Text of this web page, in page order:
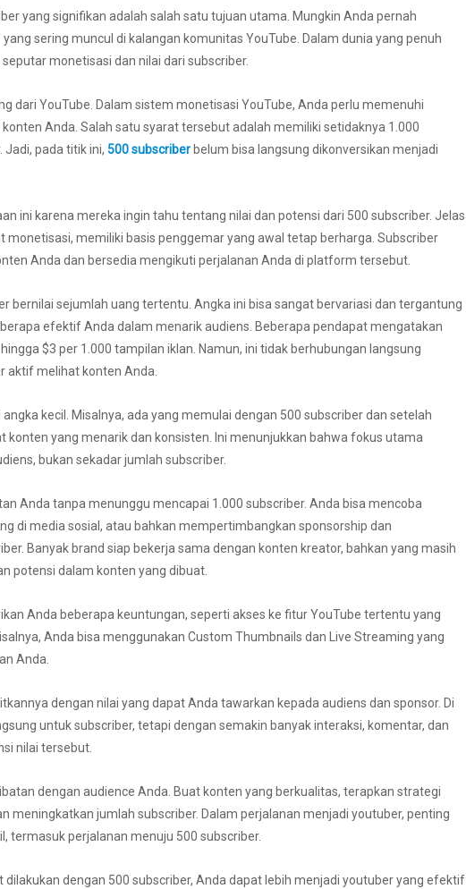
yang signifikan adalah salah satu tujuan utama. Mungkin Anda pernah
yang sering muncul di kalangan komunitas YouTube. Dalam dunia yang penuh
monetisasi dan nilai dari subscriber.
dari YouTube. Dalam sistem monetisasi YouTube, Anda perlu memenuhi
Anda. Salah satu syarat tersebut adalah memiliki setidaknya 1.000
pada titik ini, 500 subscriber belum bisa langsung dikonversikan menjadi
ini karena mereka ingin tahu tentang nilai dan potensi dari 500 subscriber. Jelas
memiliki basis penggemar yang awal tetap berharga. Subscriber
Anda dan bersedia mengikuti perjalanan Anda di platform tersebut.
bernilai sejumlah uang tertentu. Angka ini bisa sangat bervariasi dan tergantung
efektif Anda dalam menarik audiens. Beberapa pendapat mengatakan
$3 per 1.000 tampilan iklan. Namun, ini tidak berhubungan langsung
aktif melihat konten Anda.
kecil. Misalnya, ada yang memulai dengan 500 subscriber dan setelah
yang menarik dan konsisten. Ini menunjukkan bahwa fokus utama
bukan sekadar jumlah subscriber.
Anda tanpa menunggu mencapai 1.000 subscriber. Anda bisa mencoba
di media sosial, atau bahkan mempertimbangkan sponsorship dan
Banyak brand siap bekerja sama dengan konten kreator, bahkan yang masih
potensi dalam konten yang dibuat.
Anda beberapa keuntungan, seperti akses ke fitur YouTube tertentu yang
Anda bisa menggunakan Custom Thumbnails dan Live Streaming yang
Anda.
dengan nilai yang dapat Anda tawarkan kepada audiens dan sponsor. Di
untuk subscriber, tetapi dengan semakin banyak interaksi, komentar, dan
nilai tersebut.
dengan audience Anda. Buat konten yang berkualitas, terapkan strategi
meningkatkan jumlah subscriber. Dalam perjalanan menjadi youtuber, penting
termasuk perjalanan menuju 500 subscriber.
dengan 500 subscriber, Anda dapat lebih menjadi youtuber yang efektif